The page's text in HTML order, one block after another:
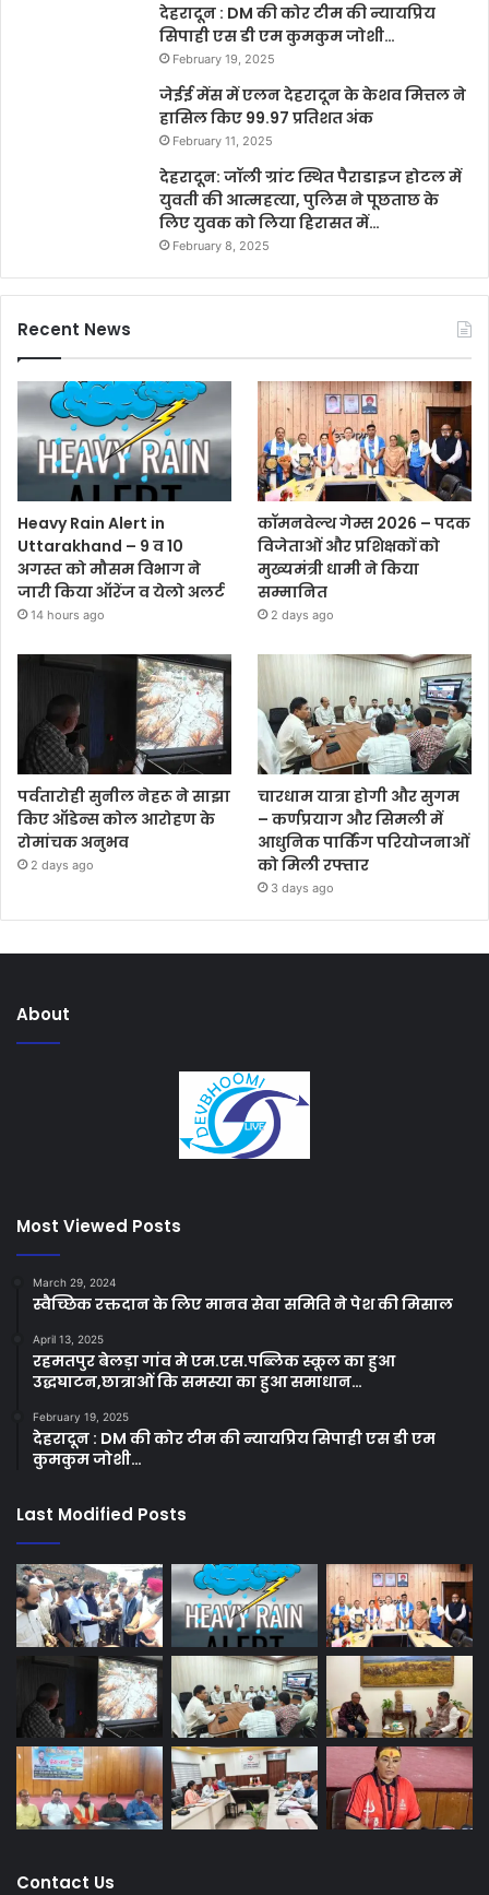
देहरादून : DM की कोर टीम की न्यायप्रिय
सिपाही एस डी एम कुमकुम जोशी…
February 19, 2025
जेईई मेंस में एलन देहरादून के केशव मित्तल ने
हासिल किए 99.97 प्रतिशत अंक
February 11, 2025
देहरादून: जॉली ग्रांट स्थित पैराडाइज होटल में
युवती की आत्महत्या, पुलिस ने पूछताछ के
लिए युवक को लिया हिरासत में…
February 8, 2025
Recent News
Heavy Rain Alert in
Uttarakhand – 9 व 10
अगस्त को मौसम विभाग ने
जारी किया ऑरेंज व येलो अलर्ट
14 hours ago
कॉमनवेल्थ गेम्स 2026 – पदक
विजेताओं और प्रशिक्षकों को
मुख्यमंत्री धामी ने किया
सम्मानित
2 days ago
पर्वतारोही सुनील नेहरू ने साझा
किए ऑडेन्स कोल आरोहण के
रोमांचक अनुभव
2 days ago
चारधाम यात्रा होगी और सुगम
– कर्णप्रयाग और सिमली में
आधुनिक पार्किंग परियोजनाओं
को मिली रफ्तार
3 days ago
About
Most Viewed Posts
March 29, 2024
स्वैच्छिक रक्तदान के लिए मानव सेवा समिति ने पेश की मिसाल
April 13, 2025
रहमतपुर बेलड़ा गांव मे एम.एस.पब्लिक स्कूल का हुआ
उद्धघाटन,छात्राओं कि समस्या का हुआ समाधान…
February 19, 2025
देहरादून : DM की कोर टीम की न्यायप्रिय सिपाही एस डी एम
कुमकुम जोशी…
Last Modified Posts
Contact Us